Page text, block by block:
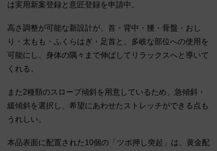
は実用新案登録と意匠登録を申請中。
高さ調整が可能な新設計が、首・背中・腰・骨盤・おし
り・太もも・ふくらはぎ・足首と、多岐な部位への使用を
可能にし、身体の隅々まで伸ばしてリラックスへと導いて
くれる。
また2種類のスロープ傾斜を用意しているため、急傾斜・
緩傾斜を選択し、希望にあわせたストレッチができる点も
うれしい。
本品表面に配置された10個の「ツボ押し突起」は、黄金配